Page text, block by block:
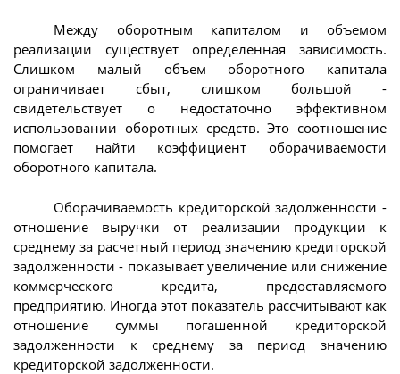
Между оборотным капиталом и объемом
реализации существует определенная зависимость.
Слишком малый объем оборотного капитала
ограничивает сбыт, слишком большой -
свидетельствует о недостаточно эффективном
использовании оборотных средств. Это соотношение
помогает найти коэффициент оборачиваемости
оборотного капитала.
Оборачиваемость кредиторской задолженности -
отношение выручки от реализации продукции к
среднему за расчетный период значению кредиторской
задолженности - показывает увеличение или снижение
коммерческого кредита, предоставляемого
предприятию. Иногда этот показатель рассчитывают как
отношение суммы погашенной кредиторской
задолженности к среднему за период значению
кредиторской задолженности.